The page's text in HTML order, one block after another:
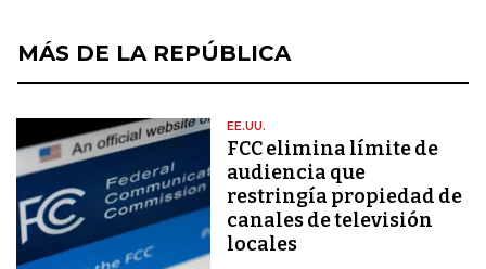
MÁS DE LA REPÚBLICA
EE.UU.
FCC elimina límite de
audiencia que
restringía propiedad de
canales de televisión
locales